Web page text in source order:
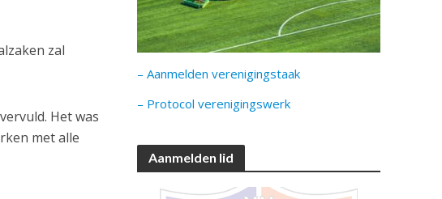
zal
Het was
met alle
– Aanmelden verenigingstaak
– Protocol verenigingswerk
Aanmelden lid